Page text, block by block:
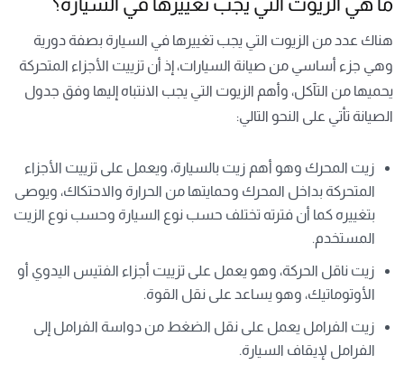
هناك عدد من الزيوت التي يجب تغييرها في السيارة بصفة دورية
وهي جزء أساسي من صيانة السيارات، إذ أن تزييت الأجزاء المتحركة
يحميها من التآكل، وأهم الزيوت التي يجب الانتباه إليها وفق جدول
الصيانة تأتي على النحو التالي:
زيت المحرك وهو أهم زيت بالسيارة، ويعمل على تزييت الأجزاء
المتحركة بداخل المحرك وحمايتها من الحرارة والاحتكاك، ويوصى
بتغييره كما أن فترته تختلف حسب نوع السيارة وحسب نوع الزيت
المستخدم.
زيت ناقل الحركة، وهو يعمل على تزييت أجزاء الفتيس اليدوي أو
الأوتوماتيك، وهو يساعد على نقل القوة.
زيت الفرامل يعمل على نقل الضغط من دواسة الفرامل إلى
الفرامل لإيقاف السيارة.